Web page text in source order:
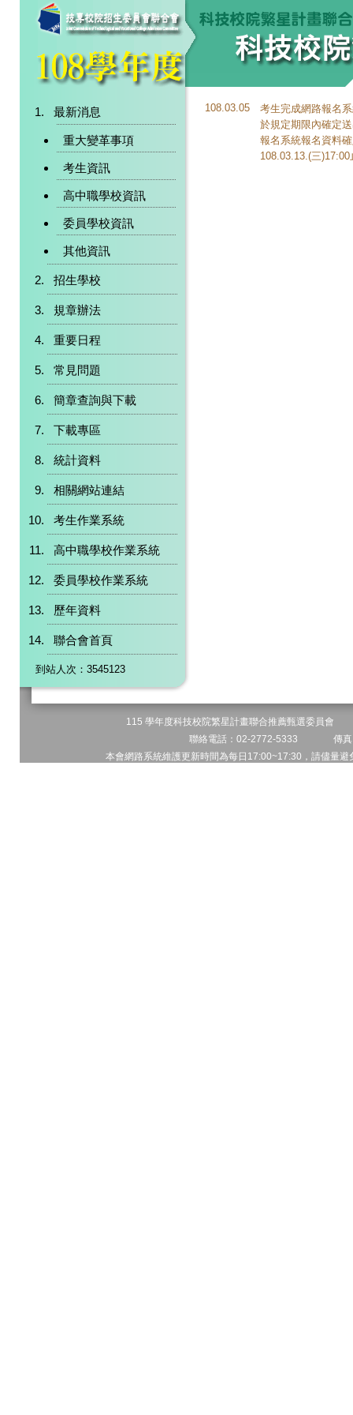
最新消息
重大變革事項
考生資訊
高中職學校資訊
委員學校資訊
其他資訊
招生學校
規章辦法
重要日程
常見問題
簡章查詢與下載
下載專區
統計資料
相關網站連結
考生作業系統
高中職學校作業系統
委員學校作業系統
歷年資料
聯合會首頁
到站人次：3545123
108.03.05
考生完成網路報名
於規定期限內確定
報名系統報名資料
108.03.13.(三)17:00
115 學年度科技校院繁星計畫聯合推薦甄選委員會
聯絡電話：02-2772-5333 傳
本會網路系統維護更新時間為每日17:00~17:30，請儘量